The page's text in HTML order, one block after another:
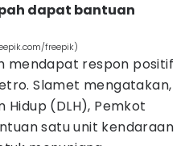
dapat bantuan
freepik)
mendapat respon positif
Slamet mengatakan,
Hidup (DLH), Pemkot
satu unit kendaraan